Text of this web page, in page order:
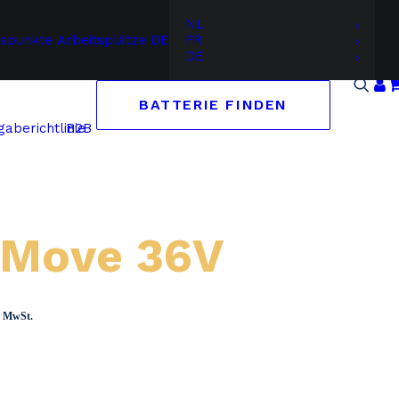
Arbeitsplätze DE
NL
FR
DE
B2B
BATTERIE FINDEN
36V
MwSt.